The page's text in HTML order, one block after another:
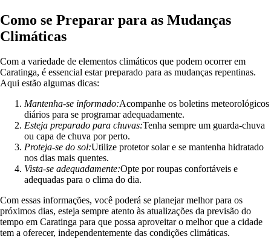
Como se Preparar para as Mudanças
Climáticas
Com a variedade de elementos climáticos que podem ocorrer em
Caratinga, é essencial estar preparado para as mudanças repentinas.
Aqui estão algumas dicas:
Mantenha-se informado:Acompanhe os boletins meteorológicos
diários para se programar adequadamente.
Esteja preparado para chuvas:Tenha sempre um guarda-chuva
ou capa de chuva por perto.
Proteja-se do sol:Utilize protetor solar e se mantenha hidratado
nos dias mais quentes.
Vista-se adequadamente:Opte por roupas confortáveis e
adequadas para o clima do dia.
Com essas informações, você poderá se planejar melhor para os
próximos dias, esteja sempre atento às atualizações da previsão do
tempo em Caratinga para que possa aproveitar o melhor que a cidade
tem a oferecer, independentemente das condições climáticas.